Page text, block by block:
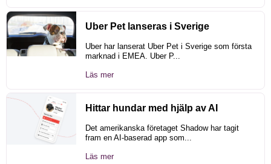
Uber Pet lanseras i Sverige
Uber har lanserat Uber Pet i Sverige som första
marknad i EMEA. Uber P...
Läs mer
Hittar hundar med hjälp av AI
Det amerikanska företaget Shadow har tagit
fram en AI-baserad app som...
Läs mer